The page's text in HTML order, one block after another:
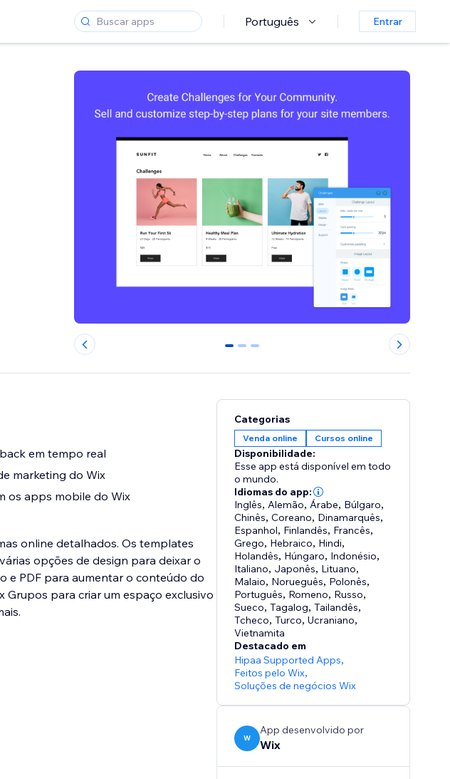
Português Entrar
0 1 2
em tempo real
marketing do Wix
os apps mobile do Wix
online detalhados. Os templates
opções de design para deixar o
e PDF para aumentar o conteúdo do
Grupos para criar um espaço exclusivo
Categorias
Venda online Cursos online
Disponibilidade:
Esse app está disponível em todo
o mundo.
Idiomas do app:
Inglês, Alemão, Árabe, Búlgaro,
Chinês,Coreano, Dinamarquês,
Espanhol, Finlandês, Francês,
Grego, Hebraico, Hindi,
Holandês, Húngaro, Indonésio,
Italiano, Japonês, Lituano,
Malaio, Norueguês, Polonês,
Português, Romeno, Russo,
Sueco,Tagalog,Tailandês,
Tcheco,Turco,Ucraniano,
Vietnamita
Destacado em
Hipaa Supported Apps,
Feitos pelo Wix,
Soluções de negócios Wix
W
App desenvolvido por
Wix